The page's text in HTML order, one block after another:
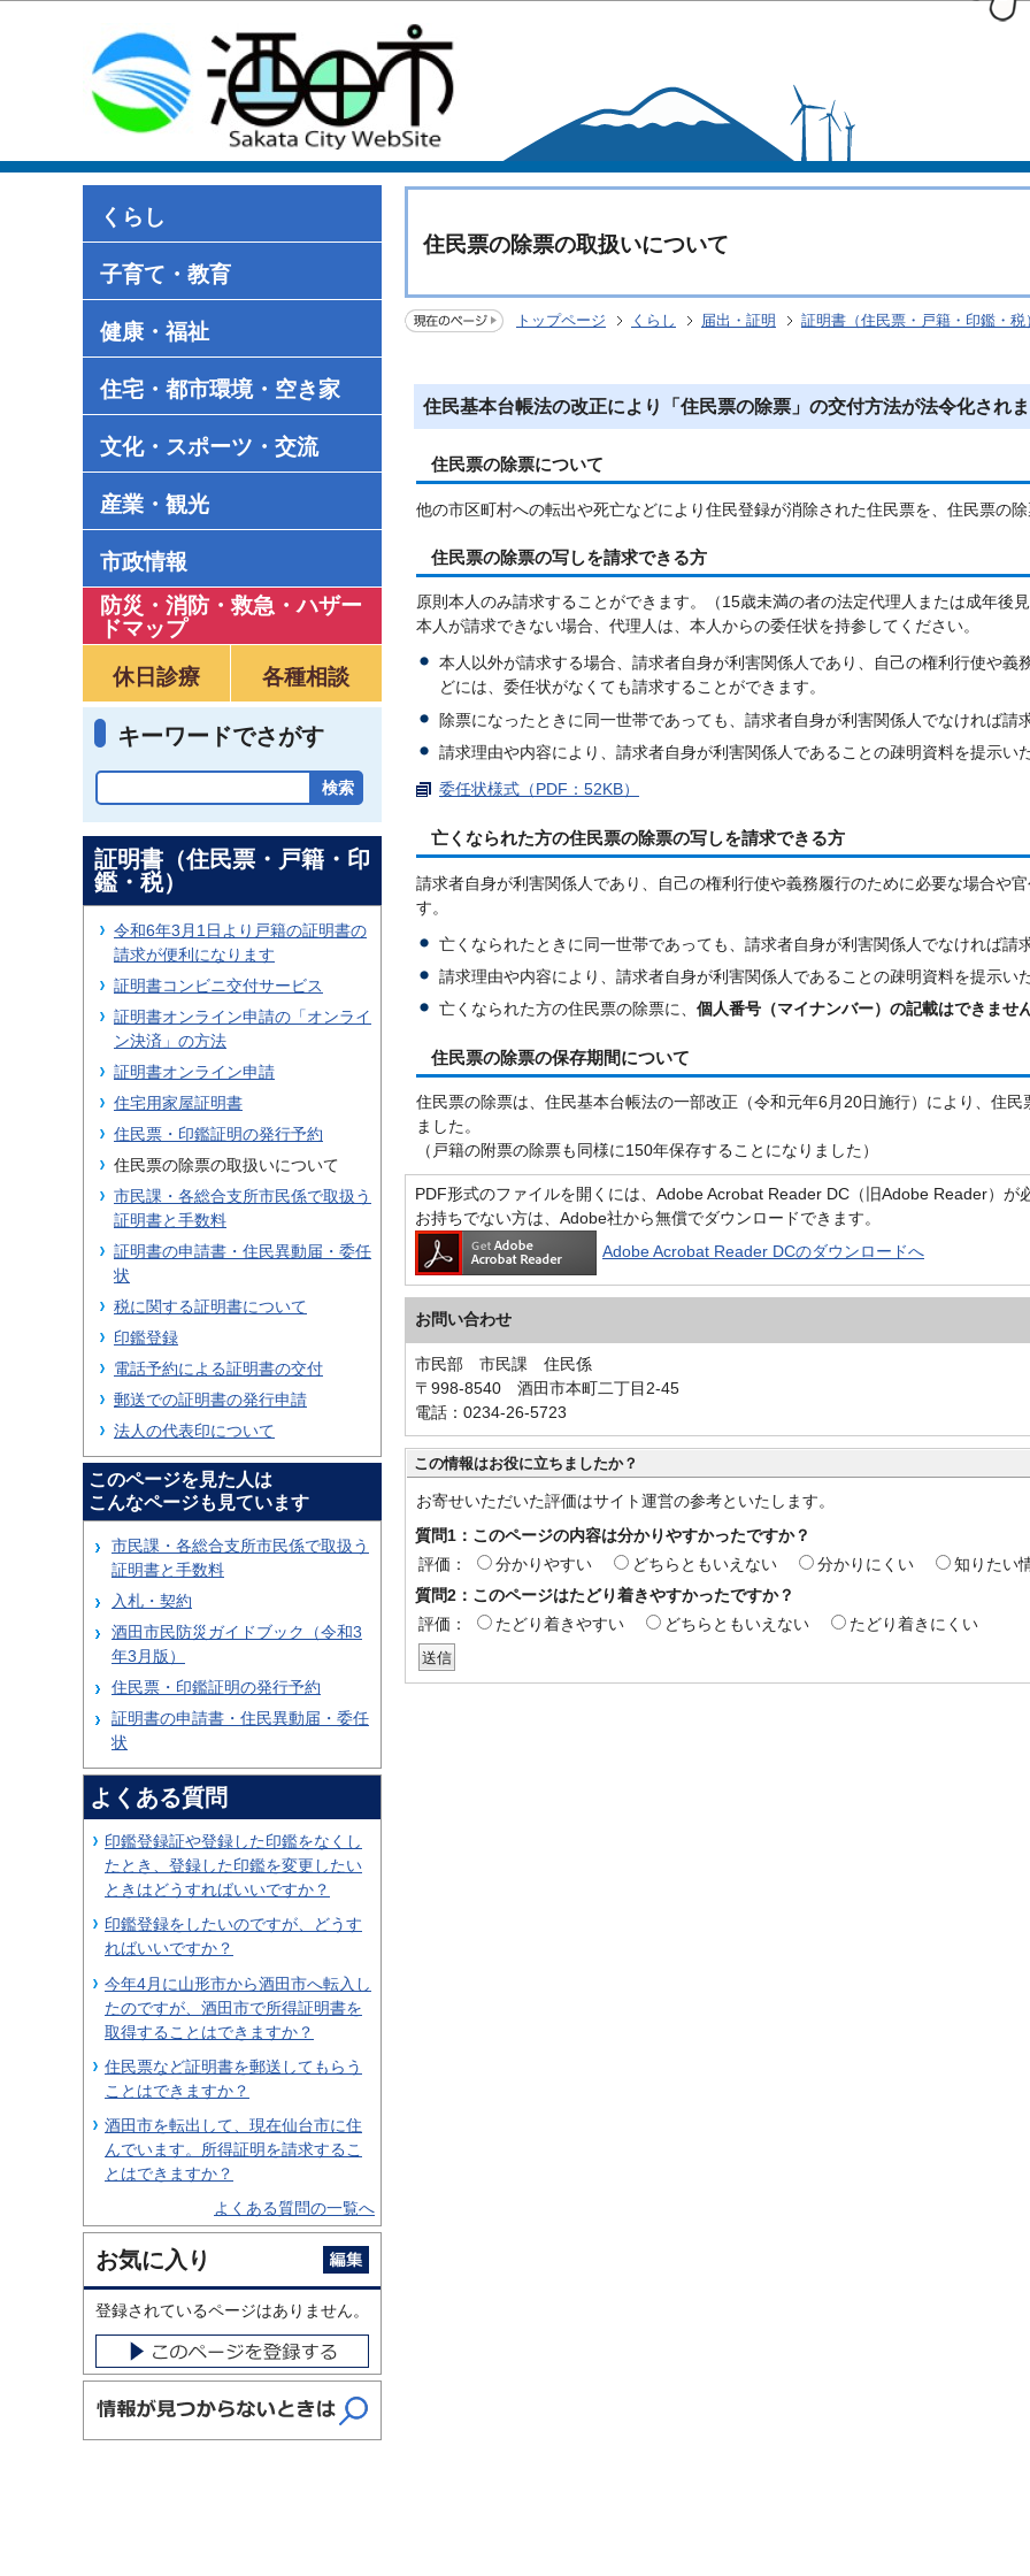
くらし
子育て・教育
健康・福祉
住宅・都市環境・空き家
文化・スポーツ・交流
産業・観光
市政情報
防災・消防・救急 ・ハザー
ドマップ
休日診療
各種相談
キーワードでさがす
住民票の除票の取扱いについて
トップページ くらし 届出・証明 証明書（住民票・戸籍・印鑑・税
住民基本台帳法の改正により「住民票の除票」の交付方法が法令化されま
住民票の除票について
他の市区町村への転出や死亡などにより住民登録が消除された住民票を、住民票の除
住民票の除票の写しを請求できる方
原則本人のみ請求することができます。（15歳未満の者の法定代理人または成年後見
本人が請求できない場合、代理人は、本人からの委任状を持参してください。
本人以外が請求する場合、請求者自身が利害関係人であり、自己の権利行使や
どには、委任状がなくても請求することができます。
除票になったときに同一世帯であっても、請求者自身が利害関係人でなければ請
請求理由や内容により、請求者自身が利害関係人であることの疎明資料を提示い
委任状様式（PDF：52KB）
亡くなられた方の住民票の除票の写しを請求できる方
請求者自身が利害関係人であり、自己の権利行使や義務履行のために必要な場合や
す。
亡くなられたときに同一世帯であっても、請求者自身が利害関係人でなければ請
請求理由や内容により、請求者自身が利害関係人であることの疎明資料を提示い
亡くなられた方の住民票の除票に、 個人番号（マイナンバー）の記載はできませ
住民票の除票の保存期間について
住民票の除票は、住民基本台帳法の一部改正（令和元年6月20日施行）により、住
ました。
（戸籍の附票の除票も同様に150年保存することになりました）
PDF形式のファイルを開くには、Adobe Acrobat Reader DC（旧Adobe Reader）が
お持ちでない方は、Adobe社から無償でダウンロードできます。
Adobe Acrobat Reader DCのダウンロードへ
お問い合わせ
市民部 市民課 住民係
〒998-8540 酒田市本町二丁目2-45
電話：0234-26-5723
この情報はお役に立ちましたか？
お寄せいただいた評価はサイト運営の参考といたします。
質問1：このページの内容は分かりやすかったですか？
評価：
分かりやすい どちらともいえない 分かりにくい
知りたい
質問2：このページはたどり着きやすかったですか？
評価：
たどり着きやすい どちらともいえない たどり着きにくい
証明書（住民票・戸籍・印
鑑・税）
令和6年3月1日より戸籍の証明書の
請求が便利になります
証明書コンビニ交付サービス
証明書オンライン申請の「オンライ
ン決済」の方法
証明書オンライン申請
住宅用家屋証明書
住民票・印鑑証明の発行予約
住民票の除票の取扱いについて
市民課・各総合支所市民係で取扱う
証明書と手数料
証明書の申請書・住民異動届・委任
状
税に関する証明書について
印鑑登録
電話予約による証明書の交付
郵送での証明書の発行申請
法人の代表印について
このページを見た人は
こんなページも見ています
市民課・各総合支所市民係で取扱う
証明書と手数料
入札・契約
酒田市民防災ガイドブック（令和3
年3月版）
住民票・印鑑証明の発行予約
証明書の申請書・住民異動届・委任
状
よくある質問
印鑑登録証や登録した印鑑をなくし
たとき、登録した印鑑を変更したい
ときはどうすればいいですか？
印鑑登録をしたいのですが、どうす
ればいいですか？
今年4月に山形市から酒田市へ転入し
たのですが、酒田市で所得証明書を
取得することはできますか？
住民票など証明書を郵送してもらう
ことはできますか？
酒田市を転出して、現在仙台市に住
んでいます。所得証明を請求するこ
とはできますか？
よくある質問の一覧へ
お気に入り
登録されているページはありません。